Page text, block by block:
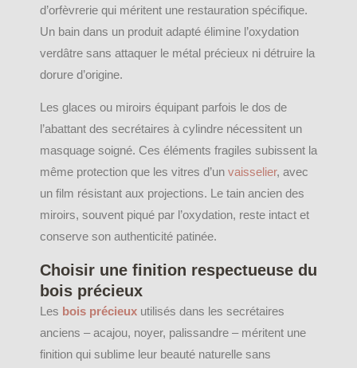
d’orfèvrerie qui méritent une restauration spécifique.
Un bain dans un produit adapté élimine l’oxydation
verdâtre sans attaquer le métal précieux ni détruire la
dorure d’origine.
Les glaces ou miroirs équipant parfois le dos de
l’abattant des secrétaires à cylindre nécessitent un
masquage soigné. Ces éléments fragiles subissent la
même protection que les vitres d’un vaisselier, avec
un film résistant aux projections. Le tain ancien des
miroirs, souvent piqué par l’oxydation, reste intact et
conserve son authenticité patinée.
Choisir une finition respectueuse du
bois précieux
Les bois précieux utilisés dans les secrétaires
anciens – acajou, noyer, palissandre – méritent une
finition qui sublime leur beauté naturelle sans